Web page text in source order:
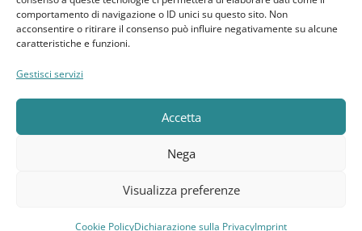
comportamento di navigazione o ID unici su questo sito. Non
acconsentire o ritirare il consenso può influire negativamente su alcune
caratteristiche e funzioni.
Gestisci servizi
Accetta
Nega
Visualizza preferenze
Cookie PolicyDichiarazione sulla PrivacyImprint
Metodi di pagamento
Dettagli account
Lista dei desideri
Realizzato da